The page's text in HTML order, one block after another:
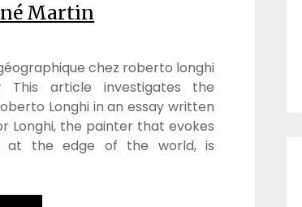
Martin
chez roberto longhi
This article investigates the
Longhi in an essay written
Longhi, the painter that evokes
at the edge of the world, is